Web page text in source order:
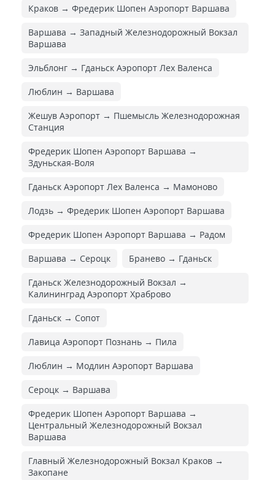
Краков → Фредерик Шопен Аэропорт Варшава
Варшава → Западный Железнодорожный Вокзал
Варшава
Эльблонг → Гданьск Аэропорт Лех Валенса
Люблин → Варшава
Жешув Аэропорт → Пшемысль Железнодорожная
Cтанция
Фредерик Шопен Аэропорт Варшава →
Здуньская-Воля
Гданьск Аэропорт Лех Валенса → Мамоново
Лодзь → Фредерик Шопен Аэропорт Варшава
Фредерик Шопен Аэропорт Варшава → Радом
Варшава → Сероцк Бранево → Гданьск
Гданьск Железнодорожный Вокзал →
Калининград Аэропорт Храброво
Гданьск → Сопот
Лавица Аэропорт Познань → Пила
Люблин → Модлин Аэропорт Варшава
Сероцк → Варшава
Фредерик Шопен Аэропорт Варшава →
Центральный Железнодорожный Вокзал
Варшава
Главный Железнодорожный Вокзал Краков →
Закопане